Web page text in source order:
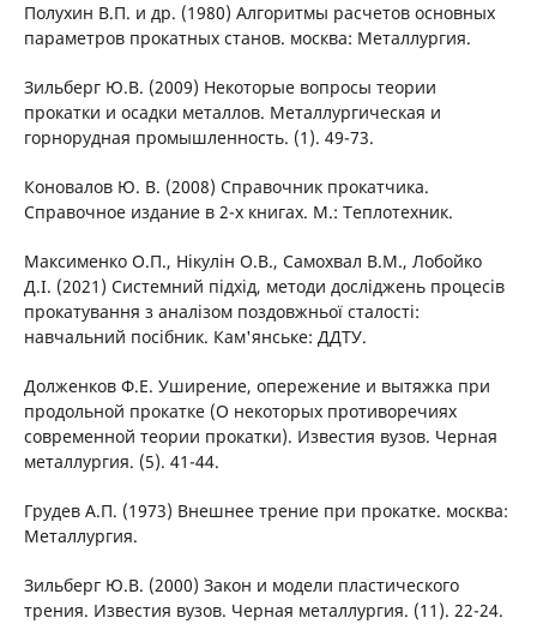
Полухин В.П. и др. (1980) Алгоритмы расчетов основных
параметров прокатных станов. москва: Металлургия.
Зильберг Ю.В. (2009) Некоторые вопросы теории
прокатки и осадки металлов. Металлургическая и
горнорудная промышленность. (1). 49-73.
Коновалов Ю. В. (2008) Справочник прокатчика.
Справочное издание в 2-х книгах. М.: Теплотехник.
Максименко О.П., Нікулін О.В., Самохвал В.М., Лобойко
Д.І. (2021) Системний підхід, методи досліджень процесів
прокатування з аналізом поздовжньої сталості:
навчальний посібник. Кам'янське: ДДТУ.
Долженков Ф.Е. Уширение, опережение и вытяжка при
продольной прокатке (О некоторых противоречиях
современной теории прокатки). Известия вузов. Черная
металлургия. (5). 41-44.
Грудев А.П. (1973) Внешнее трение при прокатке. москва:
Металлургия.
Зильберг Ю.В. (2000) Закон и модели пластического
трения. Известия вузов. Черная металлургия. (11). 22-24.